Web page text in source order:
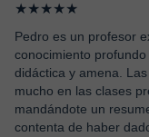
★★★★★
Pedro es un profesor
conocimiento
didáctica y amena.
mucho en las clases
mandándote un
contenta de haber